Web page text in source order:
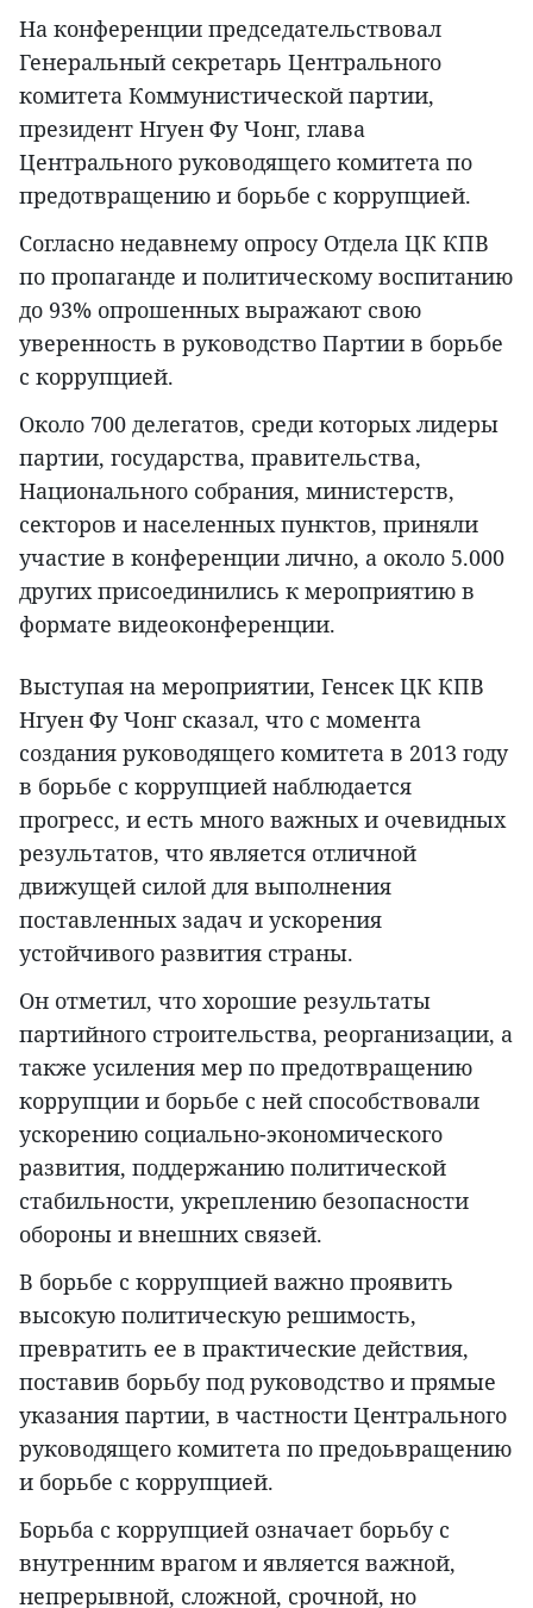
На конференции председательствовал
Генеральный секретарь Центрального
комитета Коммунистической партии,
президент Нгуен Фу Чонг, глава
Центрального руководящего комитета по
предотвращению и борьбе с коррупцией.
Согласно недавнему опросу Отдела ЦК КПВ
по пропаганде и политическому воспитанию
до 93% опрошенных выражают свою
уверенность в руководство Партии в борьбе
с коррупцией.
Около 700 делегатов, среди которых лидеры
партии, государства, правительства,
Национального собрания, министерств,
секторов и населенных пунктов, приняли
участие в конференции лично, а около 5.000
других присоединились к мероприятию в
формате видеоконференции.
Выступая на мероприятии, Генсек ЦК КПВ
Нгуен Фу Чонг сказал, что с момента
создания руководящего комитета в 2013 году
в борьбе с коррупцией наблюдается
прогресс, и есть много важных и очевидных
результатов, что является отличной
движущей силой для выполнения
поставленных задач и ускорения
устойчивого развития страны.
Он отметил, что хорошие результаты
партийного строительства, реорганизации, а
также усиления мер по предотвращению
коррупции и борьбе с ней способствовали
ускорению социально-экономического
развития, поддержанию политической
стабильности, укреплению безопасности
обороны и внешних связей.
В борьбе с коррупцией важно проявить
высокую политическую решимость,
превратить ее в практические действия,
поставив борьбу под руководство и прямые
указания партии, в частности Центрального
руководящего комитета по предоьвращению
и борьбе с коррупцией.
Борьба с коррупцией означает борьбу с
внутренним врагом и является важной,
непрерывной, сложной, срочной, но